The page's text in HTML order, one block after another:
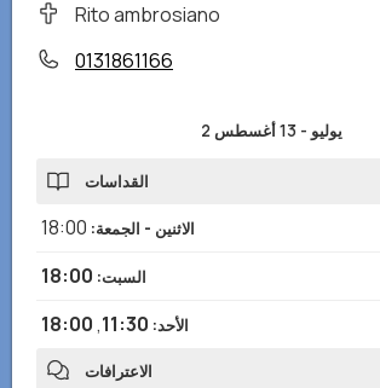
Rito ambrosiano
0131861166
2 يوليو -13 أغسطس
القداسات
الاثنين - الجمعة:
18:00
السبت:
18:00
الأحد:
11:30
,
18:00
الاعترافات